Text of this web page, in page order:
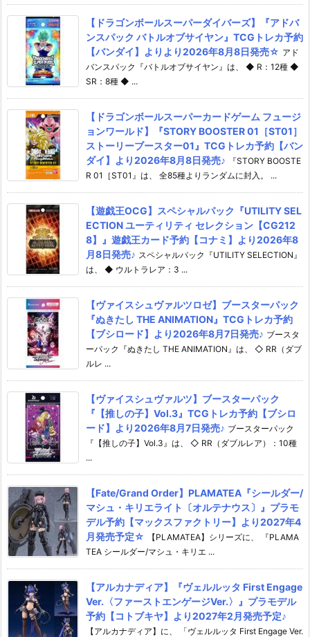
【ドラゴンボールスーパーダイバーズ】『アドバ
ンスパック バトルオブサイヤン』TCGトレカ予約
【バンダイ】よりより2026年8月8日発売☆ アド
バンスパック『バトルオブサイヤン』は、 ◆ R：12種 ◆
SR：8種 ◆ ...
【ドラゴンボールスーパーカードゲーム フュージ
ョンワールド】『STORY BOOSTER 01［ST01］
ストーリーブースター01』TCGトレカ予約【バン
ダイ】より2026年8月8日発売♪
『STORY BOOSTE
R 01［ST01』は、 全85種よりランダムに封入。 ...
【遊戯王OCG】スペシャルパック『UTILITY SEL
ECTION ユーティリティ セレクション【CG212
8】』遊戯王カード予約【コナミ】より2026年8
月8日発売♪ スペシャルパック『UTILITY SELECTION』
は、 ◆ ウルトラレア：3 ...
【ヴァイスシュヴァルツロゼ】ブースターパック
『ぬきたし THE ANIMATION』TCGトレカ予約
【ブシロード】より2026年8月7日発売♪ ブースタ
ーパック『ぬきたし THE ANIMATION』は、 ◇ RR（ダブ
ルレ ...
【ヴァイスシュヴァルツ】ブースターパック
『【推しの子】Vol.3』TCGトレカ予約【ブシロ
ード】より2026年8月7日発売♪ ブースターパック
『【推しの子】Vol.3』は、 ◇ RR（ダブルレア）：10種
...
【Fate/Grand Order】PLAMATEA『シールダー/
マシュ・キリエライト〔オルテナウス〕』プラモ
デル予約【マックスファクトリー】より2027年4
月発売予定☆
【PLAMATEA】シリーズに、 『PLAMA
TEA シールダー/マシュ・キリエ ...
【アルカナディア】『ヴェルルッタ First Engage
Ver.〈ファーストエンゲージVer.〉』プラモデル
予約【コトブキヤ】より2027年2月発売予定♪
【アルカナディア】に、 「ヴェルルッタ First Engage Ver.